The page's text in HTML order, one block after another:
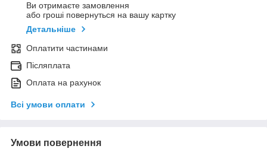
Ви отримаєте замовлення
або гроші повернуться на вашу картку
Детальніше
Оплатити частинами
Післяплата
Оплата на рахунок
Всі умови оплати
Умови повернення